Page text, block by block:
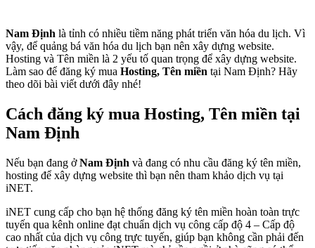
Nam Định là tỉnh có nhiều tiềm năng phát triển văn hóa du lịch. Vì
vậy, để quảng bá văn hóa du lịch bạn nên xây dựng website.
Hosting và Tên miền là 2 yếu tố quan trọng để xây dựng website.
Làm sao để đăng ký mua Hosting, Tên miền tại Nam Định? Hãy
theo dõi bài viết dưới đây nhé!
Cách đăng ký mua Hosting, Tên miền tại
Nam Định
Nếu bạn đang ởNam Định và đang có nhu cầu đăng ký tên miền,
hosting để xây dựng website thì bạn nên tham khảo dịch vụ tại
iNET.
iNET cung cấp cho bạn hệ thống đăng ký tên miền hoàn toàn trực
tuyến qua kênh online đạt chuẩn dịch vụ công cấp độ 4 – Cấp độ
cao nhất của dịch vụ công trực tuyến, giúp bạn không cần phải đến